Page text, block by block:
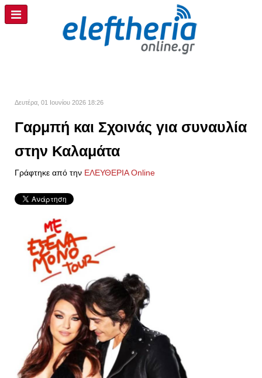
Δευτέρα, 01 Ιουνίου 2026 18:26
Γαρμπή και Σχοινάς για συναυλία
στην Καλαμάτα
Γράφτηκε από την ΕΛΕΥΘΕΡΙΑ Online